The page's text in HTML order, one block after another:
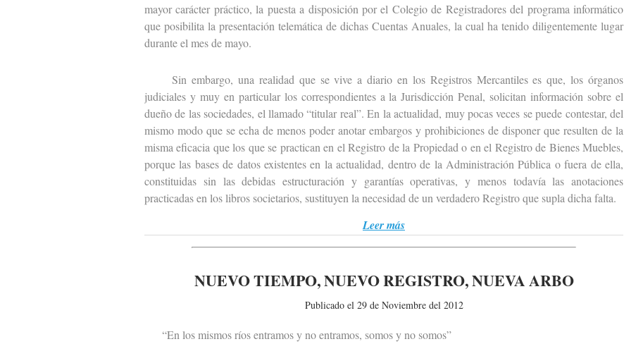
mayor carácter práctico, la puesta a disposición por el Colegio de Registradores del programa informático
que posibilita la presentación telemática de dichas Cuentas Anuales, la cual ha tenido diligentemente lugar
durante el mes de mayo.
Sin embargo, una realidad que se vive a diario en los Registros Mercantiles es que, los órganos
judiciales y muy en particular los correspondientes a la Jurisdicción Penal, solicitan información sobre el
dueño de las sociedades, el llamado “titular real”. En la actualidad, muy pocas veces se puede contestar, del
mismo modo que se echa de menos poder anotar embargos y prohibiciones de disponer que resulten de la
misma eficacia que los que se practican en el Registro de la Propiedad o en el Registro de Bienes Muebles,
porque las bases de datos existentes en la actualidad, dentro de la Administración Pública o fuera de ella,
constituidas sin las debidas estructuración y garantías operativas, y menos todavía las anotaciones
practicadas en los libros societarios, sustituyen la necesidad de un verdadero Registro que supla dicha falta.
Leer más
NUEVO TIEMPO, NUEVO REGISTRO, NUEVA ARBO
Publicado el 29 de Noviembre del 2012
“En los mismos ríos entramos y no entramos, somos y no somos”